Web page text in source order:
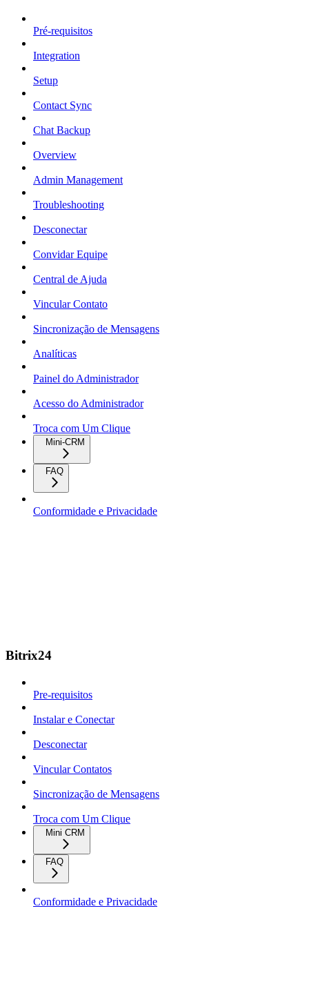
Pré-requisitos
Integration
Setup
Contact Sync
Chat Backup
Overview
Admin Management
Troubleshooting
Desconectar
Convidar Equipe
Central de Ajuda
Vincular Contato
Sincronização de Mensagens
Analíticas
Painel do Administrador
Acesso do Administrador
Troca com Um Clique
Mini-CRM
FAQ
Conformidade e Privacidade
Bitrix24
Pre-requisitos
Instalar e Conectar
Desconectar
Vincular Contatos
Sincronização de Mensagens
Troca com Um Clique
Mini CRM
FAQ
Conformidade e Privacidade